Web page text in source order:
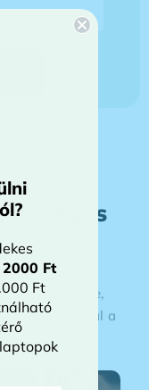
céges
az Ön cégére,
támogatással a
2000 Ft
Ft